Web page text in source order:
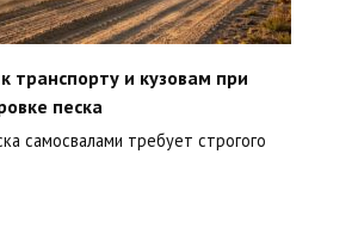
транспорту и кузовам при
песка
самосвалами требует строгого